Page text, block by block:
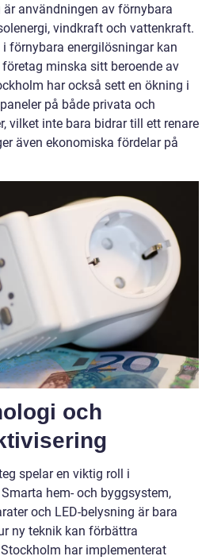
användningen av förnybara
vindkraft och vattenkraft.
förnybara energilösningar kan
minska sitt beroende av
har också sett en ökning i
på både privata och
vilket inte bara bidrar till ett renare
även ekonomiska fördelar på
och
spelar en viktig roll i
hem- och byggsystem,
och LED-belysning är bara
ny teknik kan förbättra
har implementerat